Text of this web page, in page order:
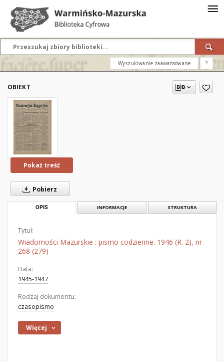
Wyszukiwanie zaawansowane ?
OBIEKT
Pokaż treść
Pobierz
OPIS INFORMACJE STRUKTURA
Tytuł:
Wiadomości Mazurskie : pismo codzienne. 1946 (R. 2), nr
268 (279)
Data:
1945-1947
Rodzaj dokumentu:
czasopismo
Więcej